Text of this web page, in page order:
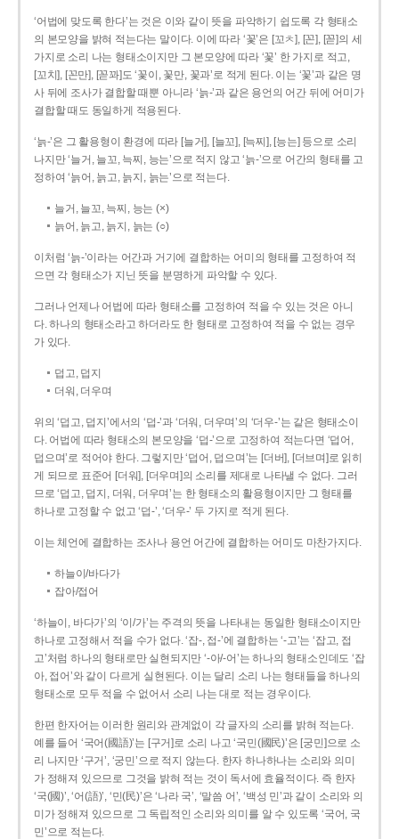
‘어법에 맞도록 한다’는 것은 이와 같이 뜻을 파악하기 쉽도록 각 형태소
의 본모양을 밝혀 적는다는 말이다. 이에 따라 ‘꽃’은 [꼬ㅊ], [꼰], [꼳]의 세
가지로 소리 나는 형태소이지만 그 본모양에 따라 ‘꽃’ 한 가지로 적고,
[꼬치], [꼰만], [꼳꽈]도 ‘꽃이, 꽃만, 꽃과’로 적게 된다. 이는 ‘꽃’과 같은 명
사 뒤에 조사가 결합할 때뿐 아니라 ‘늙-’과 같은 용언의 어간 뒤에 어미가
결합할 때도 동일하게 적용된다.
‘늙-’은 그 활용형이 환경에 따라 [늘거], [늘꼬], [늑찌], [능는] 등으로 소리
나지만 ‘늘거, 늘꼬, 늑찌, 능는’으로 적지 않고 ‘늙-’으로 어간의 형태를 고
정하여 ‘늙어, 늙고, 늙지, 늙는’으로 적는다.
늘거, 늘꼬, 늑찌, 능는 (×)
늙어, 늙고, 늙지, 늙는 (○)
이처럼 ‘늙-­’이라는 어간과 거기에 결합하는 어미의 형태를 고정하여 적
으면 각 형태소가 지닌 뜻을 분명하게 파악할 수 있다.
그러나 언제나 어법에 따라 형태소를 고정하여 적을 수 있는 것은 아니
다. 하나의 형태소라고 하더라도 한 형태로 고정하여 적을 수 없는 경우
가 있다.
덥고, 덥지
더워, 더우며
위의 ‘덥고, 덥지’에서의 ‘덥-­’과 ‘더워, 더우며’의 ‘더우-­’는 같은 형태소이
다. 어법에 따라 형태소의 본모양을 ‘덥-­’으로 고정하여 적는다면 ‘덥어,
덥으며’로 적어야 한다. 그렇지만 ‘덥어, 덥으며’는 [더버], [더브며]로 읽히
게 되므로 표준어 [더워], [더우며]의 소리를 제대로 나타낼 수 없다. 그러
므로 ‘덥고, 덥지, 더워, 더우며’는 한 형태소의 활용형이지만 그 형태를
하나로 고정할 수 없고 ‘덥-’, ‘더우-’ 두 가지로 적게 된다.
이는 체언에 결합하는 조사나 용언 어간에 결합하는 어미도 마찬가지다.
하늘이/바다가
잡아/접어
‘하늘이, 바다가’의 ‘이/가’는 주격의 뜻을 나타내는 동일한 형태소이지만
하나로 고정해서 적을 수가 없다. ‘잡-, 접-’에 결합하는 ‘-고’는 ‘잡고, 접
고’처럼 하나의 형태로만 실현되지만 ‘-아/-어’는 하나의 형태소인데도 ‘잡
아, 접어’와 같이 다르게 실현된다. 이는 달리 소리 나는 형태들을 하나의
형태소로 모두 적을 수 없어서 소리 나는 대로 적는 경우이다.
한편 한자어는 이러한 원리와 관계없이 각 글자의 소리를 밝혀 적는다.
예를 들어 ‘국어(國語)’는 [구거]로 소리 나고 ‘국민(國民)’은 [궁민]으로 소
리 나지만 ‘구거’, ‘궁민’으로 적지 않는다. 한자 하나하나는 소리와 의미
가 정해져 있으므로 그것을 밝혀 적는 것이 독서에 효율적이다. 즉 한자
‘국(國)’, ‘어(語)’, ‘민(民)’은 ‘나라 국’, ‘말씀 어’, ‘백성 민’과 같이 소리와 의
미가 정해져 있으므로 그 독립적인 소리와 의미를 알 수 있도록 ‘국어, 국
민’으로 적는다.